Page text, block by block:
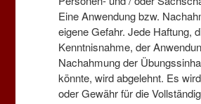
Medienpartner
Eine Anwendung bzw.
eigene Gefahr. Jede Haftung,
Kenntnisnahme, der
Nachahmung der
könnte, wird abgelehnt. Es
oder Gewähr für die